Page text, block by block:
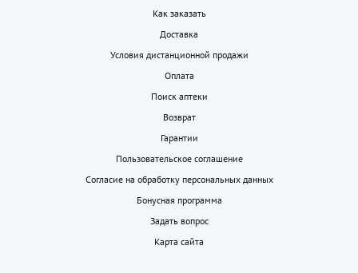
Как заказать
Доставка
Условия дистанционной продажи
Оплата
Поиск аптеки
Возврат
Гарантии
Пользовательское соглашение
Согласие на обработку персональных данных
Бонусная программа
Задать вопрос
Карта сайта